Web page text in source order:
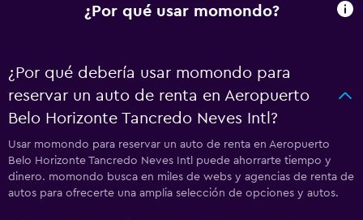
¿Por qué usar momondo?
¿Por qué debería usar momondo para
reservar un auto de renta en Aeropuerto
Belo Horizonte Tancredo Neves Intl?
Usar momondo para reservar un auto de renta en Aeropuerto
Belo Horizonte Tancredo Neves Intl puede ahorrarte tiempo y
dinero. momondo busca en miles de webs y agencias de renta de
autos para ofrecerte una amplia selección de opciones y autos.